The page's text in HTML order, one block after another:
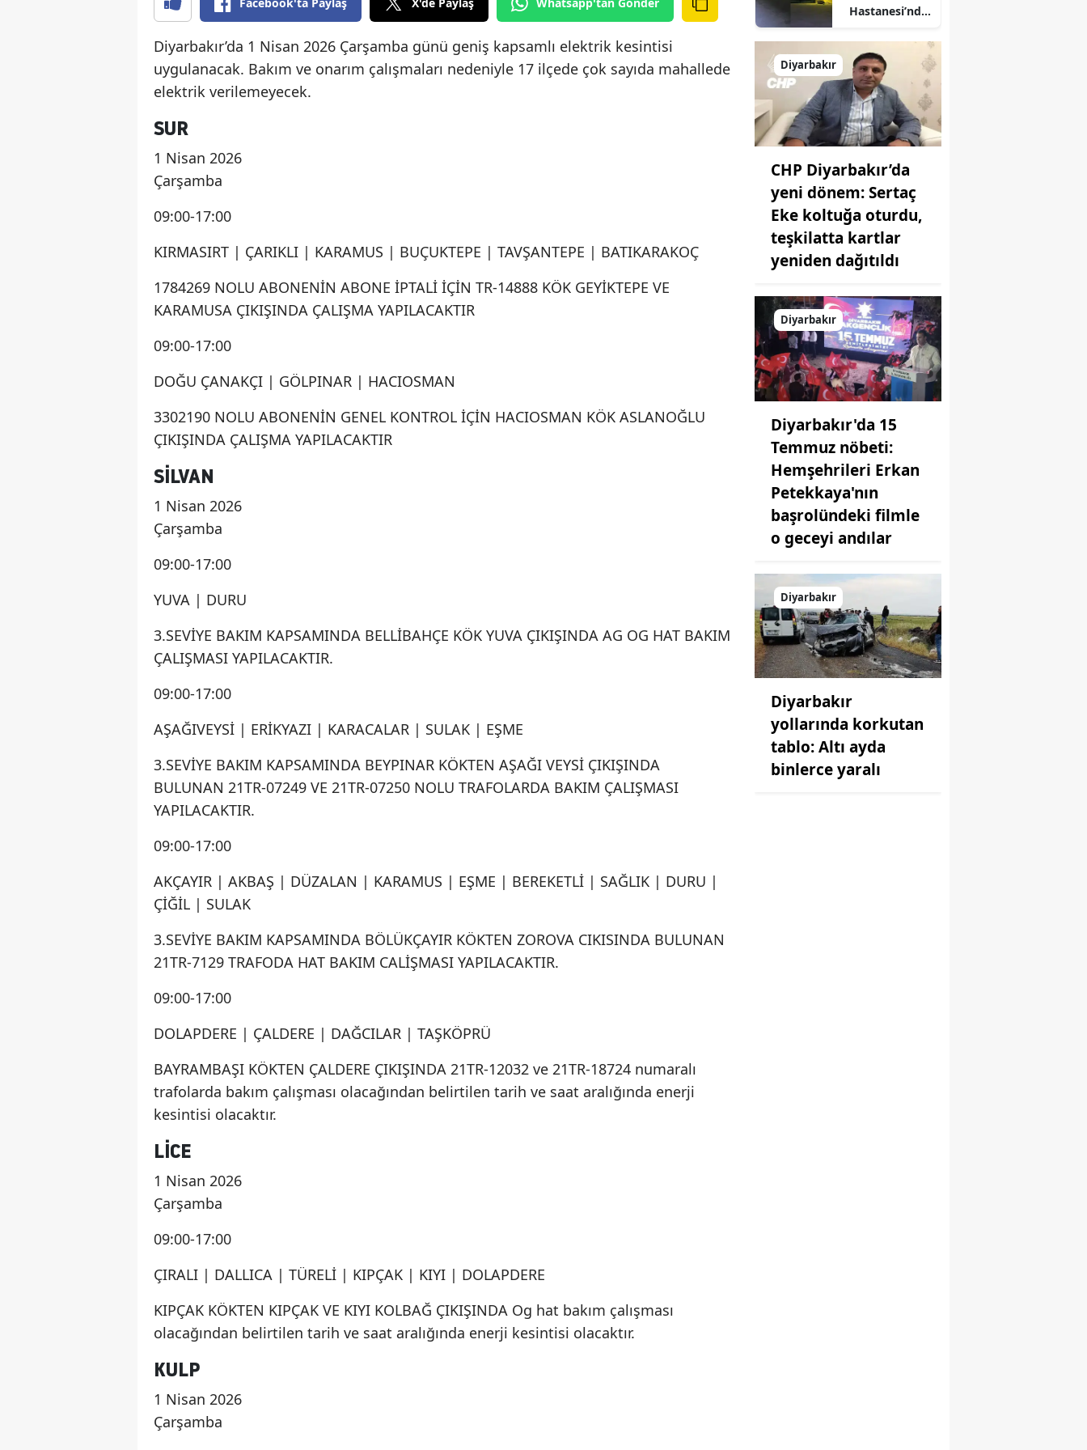
Facebook'ta Paylaş X'de Paylaş Whatsapp'tan Gönder
Diyarbakır’da 1 Nisan 2026 Çarşamba günü geniş kapsamlı elektrik kesintisi
uygulanacak. Bakım ve onarım çalışmaları nedeniyle 17 ilçede çok sayıda mahallede
elektrik verilemeyecek.
SUR
1 Nisan 2026
Çarşamba
09:00-17:00
KIRMASIRT | ÇARIKLI | KARAMUS | BUÇUKTEPE | TAVŞANTEPE | BATIKARAKOÇ
1784269 NOLU ABONENİN ABONE İPTALİ İÇİN TR-14888 KÖK GEYİKTEPE VE
KARAMUSA ÇIKIŞINDA ÇALIŞMA YAPILACAKTIR
09:00-17:00
DOĞU ÇANAKÇI | GÖLPINAR | HACIOSMAN
3302190 NOLU ABONENİN GENEL KONTROL İÇİN HACIOSMAN KÖK ASLANOĞLU
ÇIKIŞINDA ÇALIŞMA YAPILACAKTIR
SILVAN
1 Nisan 2026
Çarşamba
09:00-17:00
YUVA | DURU
3.SEVİYE BAKIM KAPSAMINDA BELLİBAHÇE KÖK YUVA ÇIKIŞINDA AG OG HAT BAKIM
ÇALIŞMASI YAPILACAKTIR.
09:00-17:00
AŞAĞIVEYSİ | ERİKYAZI | KARACALAR | SULAK | EŞME
3.SEVİYE BAKIM KAPSAMINDA BEYPINAR KÖKTEN AŞAĞI VEYSİ ÇIKIŞINDA
BULUNAN 21TR-07249 VE 21TR-07250 NOLU TRAFOLARDA BAKIM ÇALIŞMASI
YAPILACAKTIR.
09:00-17:00
AKÇAYIR | AKBAŞ | DÜZALAN | KARAMUS | EŞME | BEREKETLİ | SAĞLIK | DURU |
ÇİĞİL | SULAK
3.SEVİYE BAKIM KAPSAMINDA BÖLÜKÇAYIR KÖKTEN ZOROVA CIKISINDA BULUNAN
21TR-7129 TRAFODA HAT BAKIM CALİŞMASI YAPILACAKTIR.
09:00-17:00
DOLAPDERE | ÇALDERE | DAĞCILAR | TAŞKÖPRÜ
BAYRAMBAŞI KÖKTEN ÇALDERE ÇIKIŞINDA 21TR-12032 ve 21TR-18724 numaralı
trafolarda bakım çalışması olacağından belirtilen tarih ve saat aralığında enerji
kesintisi olacaktır.
LICE
1 Nisan 2026
Çarşamba
09:00-17:00
ÇIRALI | DALLICA | TÜRELİ | KIPÇAK | KIYI | DOLAPDERE
KIPÇAK KÖKTEN KIPÇAK VE KIYI KOLBAĞ ÇIKIŞINDA Og hat bakım çalışması
olacağından belirtilen tarih ve saat aralığında enerji kesintisi olacaktır.
KULP
1 Nisan 2026
Çarşamba
Hastanesi’nde
anlar: Şifa
arayanlar
köpek
sürülerinin
arasında kaldı
Diyarbakır
CHP Diyarbakır’da
yeni dönem: Sertaç
Eke koltuğa oturdu,
teşkilatta kartlar
yeniden dağıtıldı
Diyarbakır
Diyarbakır'da 15
Temmuz nöbeti:
Hemşehrileri Erkan
Petekkaya'nın
başrolündeki filmle
o geceyi andılar
Diyarbakır
Diyarbakır
yollarında korkutan
tablo: Altı ayda
binlerce yaralı